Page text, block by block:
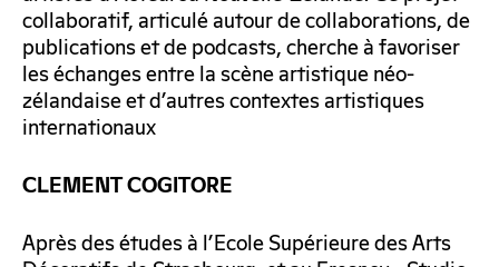
collaboratif, articulé autour de collaborations, de
publications et de podcasts, cherche à favoriser
les échanges entre la scène artistique néo-
zélandaise et d’autres contextes artistiques
internationaux
CLEMENT COGITORE
Après des études à l’Ecole Supérieure des Arts